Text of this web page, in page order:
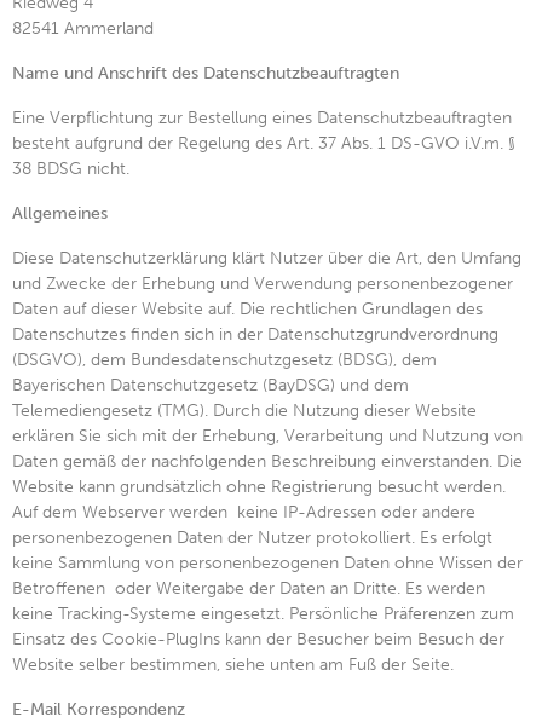
82541 Ammerland
Name und Anschrift des Datenschutzbeauftragten
Eine Verpflichtung zur Bestellung eines Datenschutzbeauftragten
besteht aufgrund der Regelung des Art. 37 Abs. 1 DS-GVO i.V.m. §
38 BDSG nicht.
Allgemeines
Diese Datenschutzerklärung klärt Nutzer über die Art, den Umfang
und Zwecke der Erhebung und Verwendung personenbezogener
Daten auf dieser Website auf. Die rechtlichen Grundlagen des
Datenschutzes finden sich in der Datenschutzgrundverordnung
(DSGVO), dem Bundesdatenschutzgesetz (BDSG), dem
Bayerischen Datenschutzgesetz (BayDSG) und dem
Telemediengesetz (TMG). Durch die Nutzung dieser Website
erklären Sie sich mit der Erhebung, Verarbeitung und Nutzung von
Daten gemäß der nachfolgenden Beschreibung einverstanden. Die
Website kann grundsätzlich ohne Registrierung besucht werden.
Auf dem Webserver werden keine IP-Adressen oder andere
personenbezogenen Daten der Nutzer protokolliert. Es erfolgt
keine Sammlung von personenbezogenen Daten ohne Wissen der
Betroffenen oder Weitergabe der Daten an Dritte. Es werden
keine Tracking-Systeme eingesetzt. Persönliche Präferenzen zum
Einsatz des Cookie-PlugIns kann der Besucher beim Besuch der
Website selber bestimmen, siehe unten am Fuß der Seite.
E-Mail Korrespondenz